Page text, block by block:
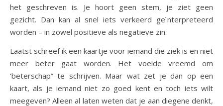
het geschreven is. Je hoort geen stem, je ziet geen
gezicht. Dan kan al snel iets verkeerd geïnterpreteerd
worden – in zowel positieve als negatieve zin.
Laatst schreef ik een kaartje voor iemand die ziek is en niet
meer beter gaat worden. Het voelde vreemd om
‘beterschap” te schrijven. Maar wat zet je dan op een
kaart, als je iemand niet zo goed kent en toch iets wilt
meegeven? Alleen al laten weten dat je aan diegene denkt,